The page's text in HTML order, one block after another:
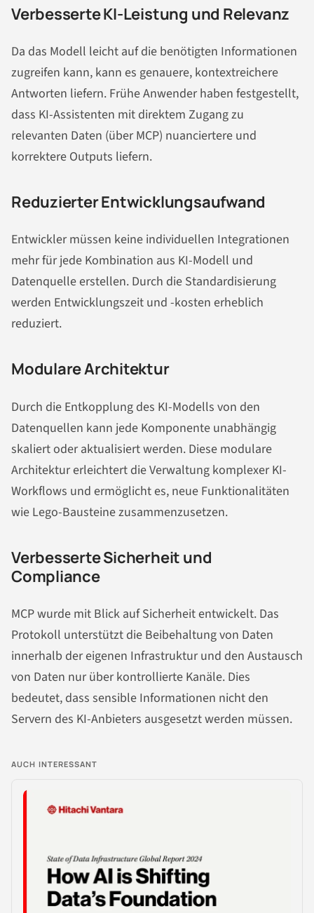
Verbesserte KI-Leistung und Relevanz
Da das Modell leicht auf die benötigten Informationen
zugreifen kann, kann es genauere, kontextreichere
Antworten liefern. Frühe Anwender haben festgestellt,
dass KI-Assistenten mit direktem Zugang zu
relevanten Daten (über MCP) nuanciertere und
korrektere Outputs liefern.
Reduzierter Entwicklungsaufwand
Entwickler müssen keine individuellen Integrationen
mehr für jede Kombination aus KI-Modell und
Datenquelle erstellen. Durch die Standardisierung
werden Entwicklungszeit und -kosten erheblich
reduziert.
Modulare Architektur
Durch die Entkopplung des KI-Modells von den
Datenquellen kann jede Komponente unabhängig
skaliert oder aktualisiert werden. Diese modulare
Architektur erleichtert die Verwaltung komplexer KI-
Workflows und ermöglicht es, neue Funktionalitäten
wie Lego-Bausteine zusammenzusetzen.
Verbesserte Sicherheit und
Compliance
MCP wurde mit Blick auf Sicherheit entwickelt. Das
Protokoll unterstützt die Beibehaltung von Daten
innerhalb der eigenen Infrastruktur und den Austausch
von Daten nur über kontrollierte Kanäle. Dies
bedeutet, dass sensible Informationen nicht den
Servern des KI-Anbieters ausgesetzt werden müssen.
AUCH INTERESSANT